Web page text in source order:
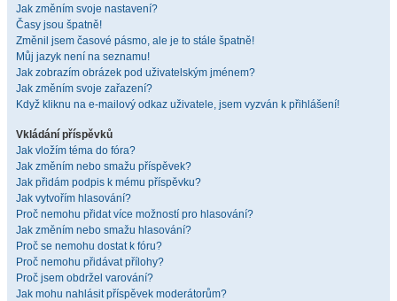
Jak změním svoje nastavení?
Časy jsou špatně!
Změnil jsem časové pásmo, ale je to stále špatně!
Můj jazyk není na seznamu!
Jak zobrazím obrázek pod uživatelským jménem?
Jak změním svoje zařazení?
Když kliknu na e-mailový odkaz uživatele, jsem vyzván k přihlášení!
Vkládání příspěvků
Jak vložím téma do fóra?
Jak změním nebo smažu příspěvek?
Jak přidám podpis k mému příspěvku?
Jak vytvořím hlasování?
Proč nemohu přidat více možností pro hlasování?
Jak změním nebo smažu hlasování?
Proč se nemohu dostat k fóru?
Proč nemohu přidávat přílohy?
Proč jsem obdržel varování?
Jak mohu nahlásit příspěvek moderátorům?